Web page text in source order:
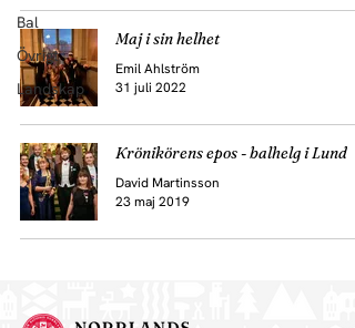
Bal
Övrigt
Landskap
Maj i sin helhet
Emil Ahlström
31 juli 2022
Krönikörens epos - balhelg i Lund
David Martinsson
23 maj 2019